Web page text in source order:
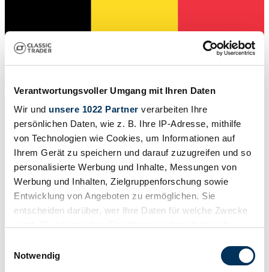
Verantwortungsvoller Umgang mit Ihren Daten
Wir und unsere 1022 Partner verarbeiten Ihre
persönlichen Daten, wie z. B. Ihre IP-Adresse, mithilfe
von Technologien wie Cookies, um Informationen auf
Ihrem Gerät zu speichern und darauf zuzugreifen und so
personalisierte Werbung und Inhalte, Messungen von
Werbung und Inhalten, Zielgruppenforschung sowie
Entwicklung von Angeboten zu ermöglichen. Sie
entscheiden darüber, wer Ihre Daten für welche Zwecke
Trigger Symbol ändern oder widerrufen
Notwendig
Dealer
Body style
Convertible
7,852 km
70 / 95